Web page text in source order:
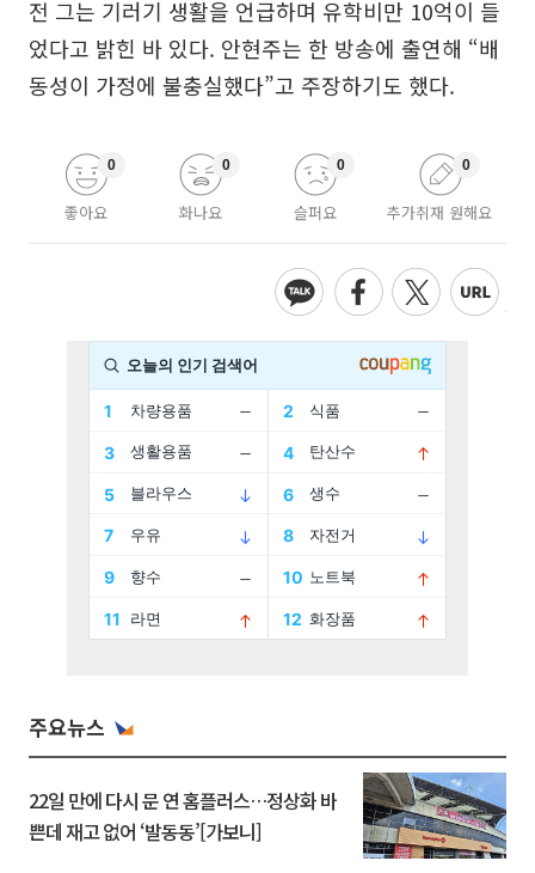
전 그는 기러기 생활을 언급하며 유학비만 10억이 들
었다고 밝힌 바 있다. 안현주는 한 방송에 출연해 “배
동성이 가정에 불충실했다”고 주장하기도 했다.
좋아요
0
화나요
0
슬퍼요
0
추가취재 원해요
0
주요뉴스
22일 만에 다시 문 연 홈플러스…정상화 바
쁜데 재고 없어 ‘발동동’[가보니]